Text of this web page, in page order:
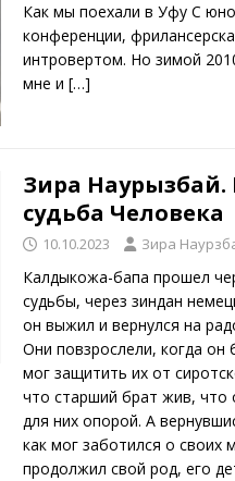
Как мы поехали в Уфу С
конференции,
интровертом. Но зимой
мне и […]
Зира
судьба Человека
10.10.2023 Зира
Калдыкожа-бапа прошел
судьбы, через зиндан
он выжил и вернулся на
Они повзрослели, когда он
мог защитить их от
что старший брат жив, что
для них опорой. А
как мог заботился о своих
продолжил свой род, его